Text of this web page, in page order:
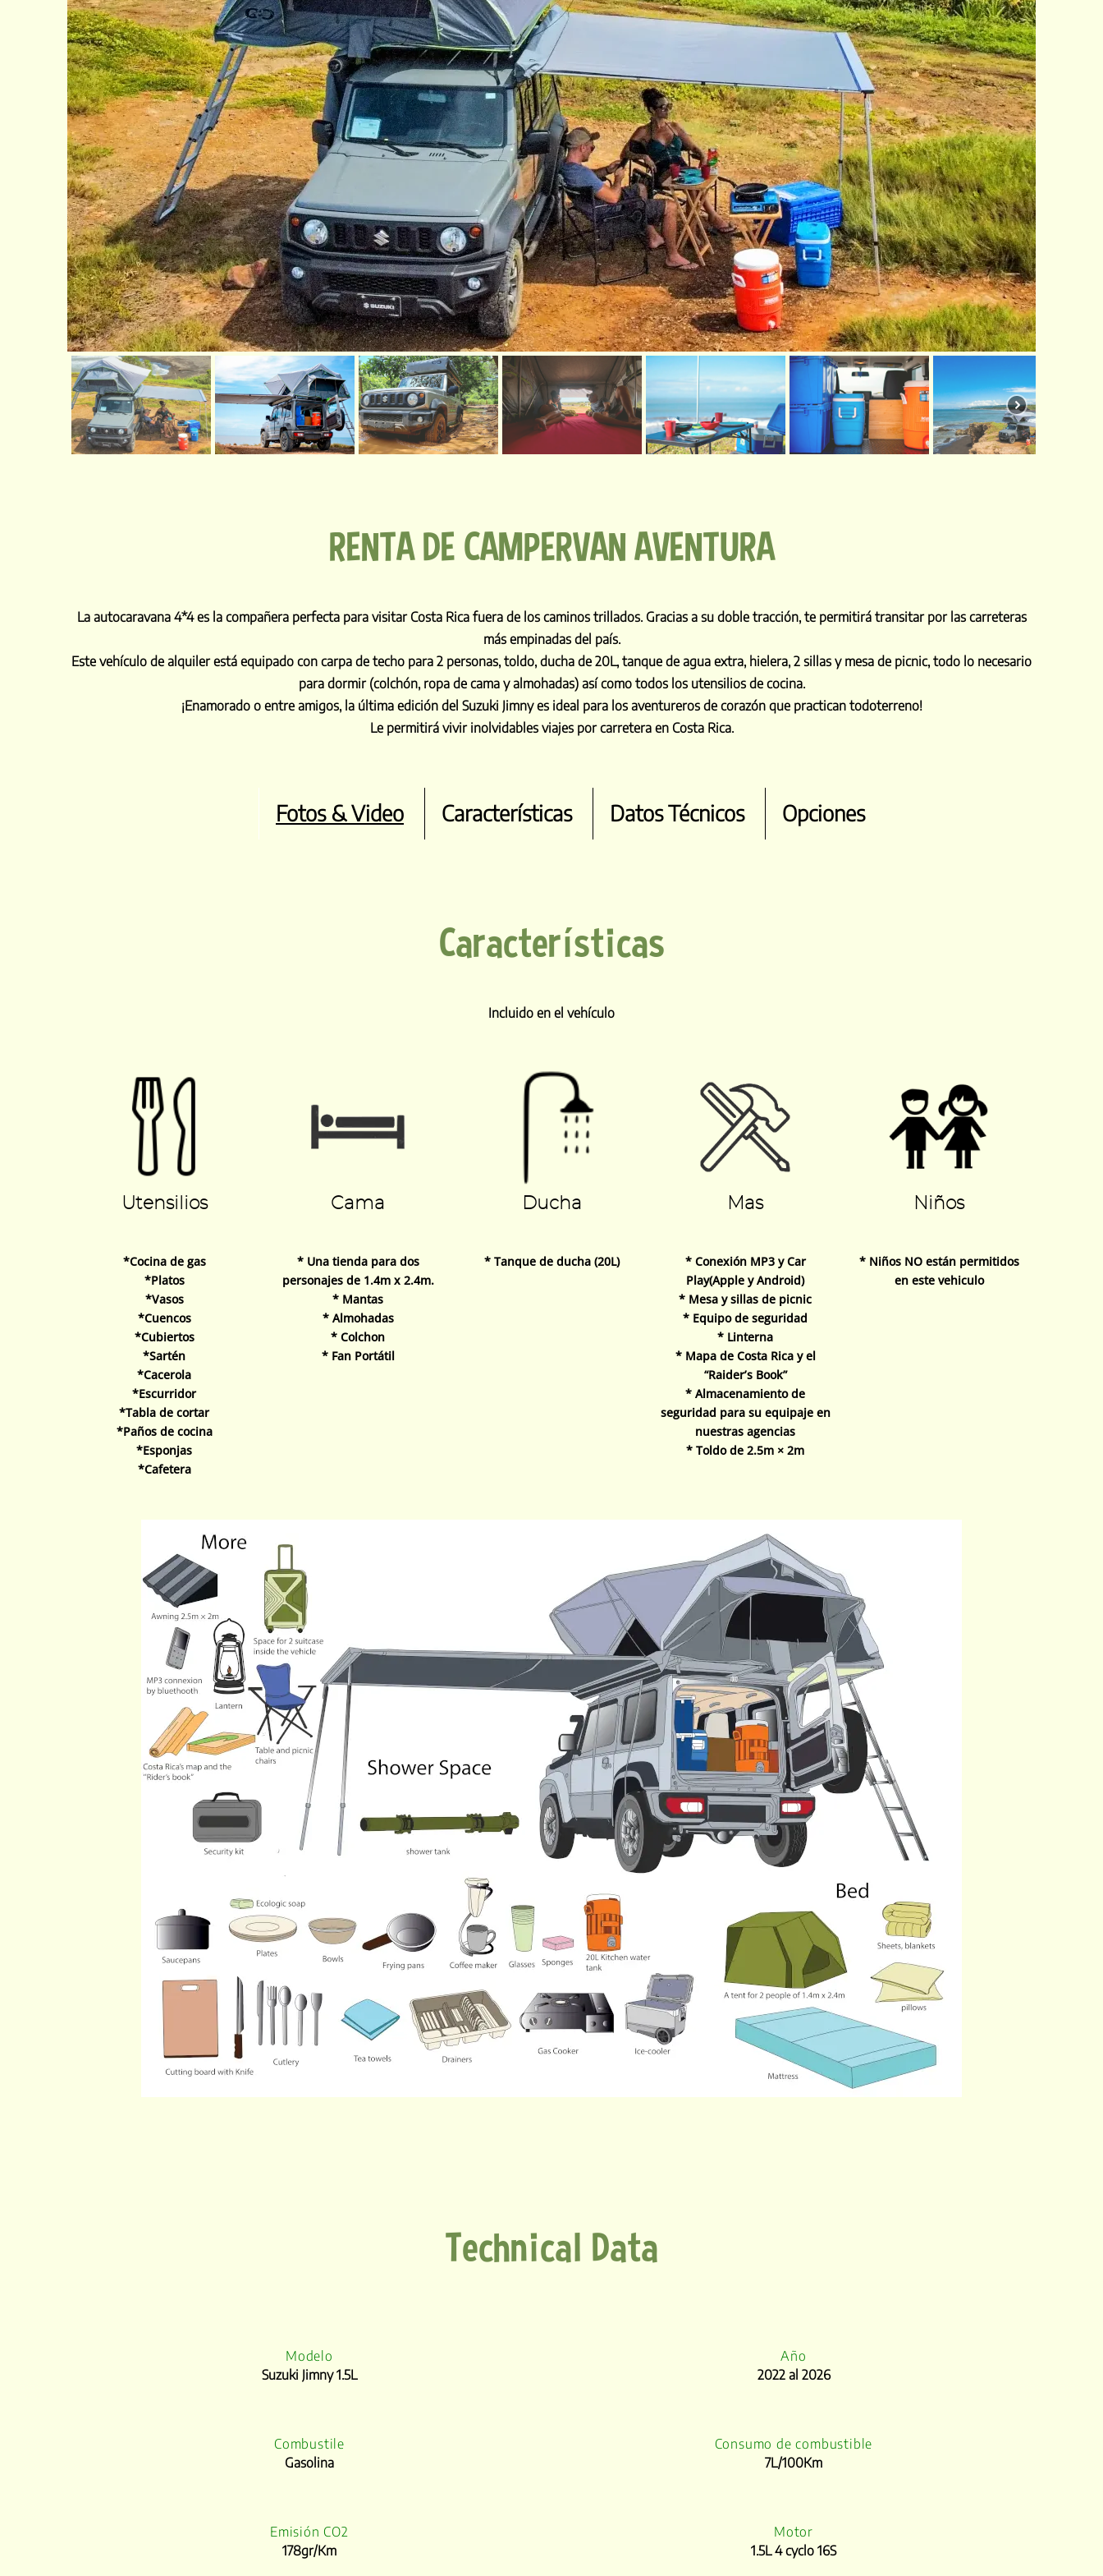
RENTA DE CAMPERVAN AVENTURA
La autocaravana 4*4 es la compañera perfecta para visitar Costa Rica fuera de los caminos trillados. Gracias a su doble tracción, te permitirá transitar por las carreteras
más empinadas del país.
Este vehículo de alquiler está equipado con carpa de techo para 2 personas, toldo, ducha de 20L, tanque de agua extra, hielera, 2 sillas y mesa de picnic, todo lo necesario
para dormir (colchón, ropa de cama y almohadas) así como todos los utensilios de cocina.
¡Enamorado o entre amigos, la última edición del Suzuki Jimny es ideal para los aventureros de corazón que practican todoterreno!
Le permitirá vivir inolvidables viajes por carretera en Costa Rica.
Fotos & Video Características Datos Técnicos Opciones
Características
Incluido en el vehículo
Utensilios
*Cocina de gas
*Platos
*Vasos
*Cuencos
*Cubiertos
*Sartén
*Cacerola
*Escurridor
*Tabla de cortar
*Paños de cocina
*Esponjas
*Cafetera
Cama
* Una tienda para dos
personajes de 1.4m x 2.4m.
* Mantas
* Almohadas
* Colchon
* Fan Portátil
Ducha
* Tanque de ducha (20L)
Mas
* Conexión MP3 y Car
Play(Apple y Android)
* Mesa y sillas de picnic
* Equipo de seguridad
* Linterna
* Mapa de Costa Rica y el
“Raider’s Book”
* Almacenamiento de
seguridad para su equipaje en
nuestras agencias
* Toldo de 2.5m × 2m
Niños
* Niños NO están permitidos
en este vehiculo
Technical Data
Modelo
Suzuki Jimny 1.5L
Año
2022 al 2026
Combustile
Gasolina
Consumo de combustible
7L/100Km
Emisión CO2
178gr/Km
Motor
1.5L 4 cyclo 16S